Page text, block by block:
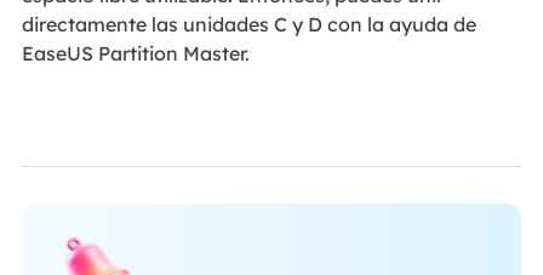
directamente las unidades C y D con la ayuda de
EaseUS Partition Master.